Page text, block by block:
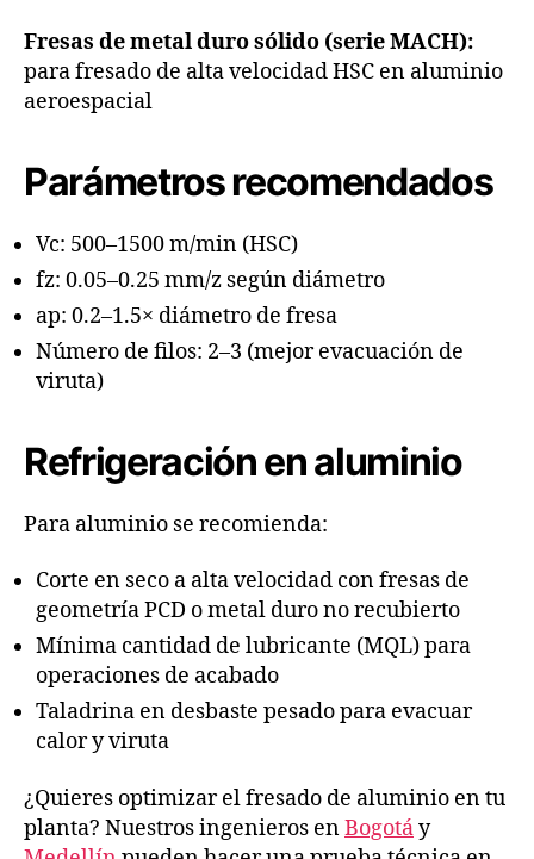
Fresas de metal duro sólido (serie MACH):
para fresado de alta velocidad HSC en aluminio
aeroespacial
Parámetros recomendados
Vc: 500–1500 m/min (HSC)
fz: 0.05–0.25 mm/z según diámetro
ap: 0.2–1.5× diámetro de fresa
Número de filos: 2–3 (mejor evacuación de
viruta)
Refrigeración en aluminio
Para aluminio se recomienda:
Corte en seco a alta velocidad con fresas de
geometría PCD o metal duro no recubierto
Mínima cantidad de lubricante (MQL) para
operaciones de acabado
Taladrina en desbaste pesado para evacuar
calor y viruta
¿Quieres optimizar el fresado de aluminio en tu
planta? Nuestros ingenieros enBogotáy